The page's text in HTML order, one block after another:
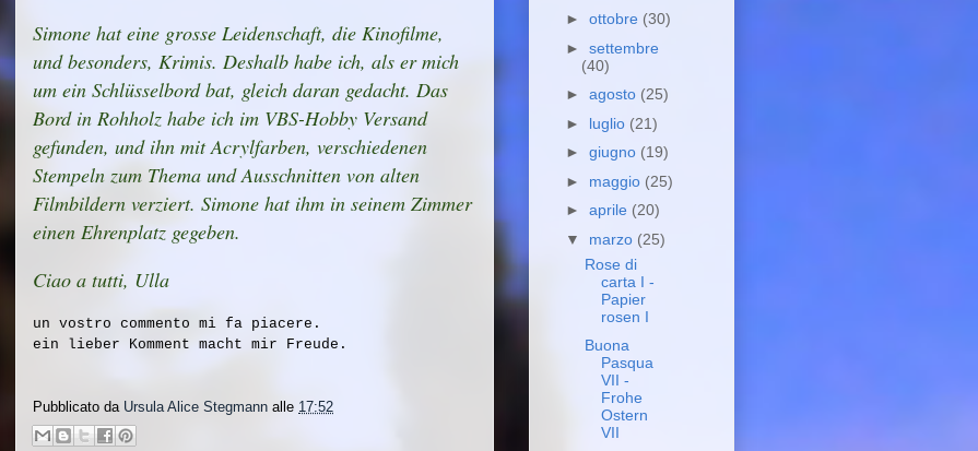
Simone hat eine grosse Leidenschaft, die Kinofilme,
und besonders, Krimis. Deshalb habe ich, als er mich
um ein Schlüsselbord bat, gleich daran gedacht. Das
Bord in Rohholz habe ich im VBS-Hobby Versand
gefunden, und ihn mit Acrylfarben, verschiedenen
Stempeln zum Thema und Ausschnitten von alten
Filmbildern verziert. Simone hat ihm in seinem Zimmer
einen Ehrenplatz gegeben.
Ciao a tutti, Ulla
un vostro commento mi fa piacere.
ein lieber Komment macht mir Freude.
Pubblicato da Ursula Alice Stegmann alle 17:52
► ottobre (30)
► settembre
(40)
► agosto (25)
► luglio (21)
► giugno (19)
► maggio (25)
► aprile (20)
▼ marzo (25)
Rose di
carta I -
Papier
rosen I
Buona
Pasqua
VII -
Frohe
Ostern
VII